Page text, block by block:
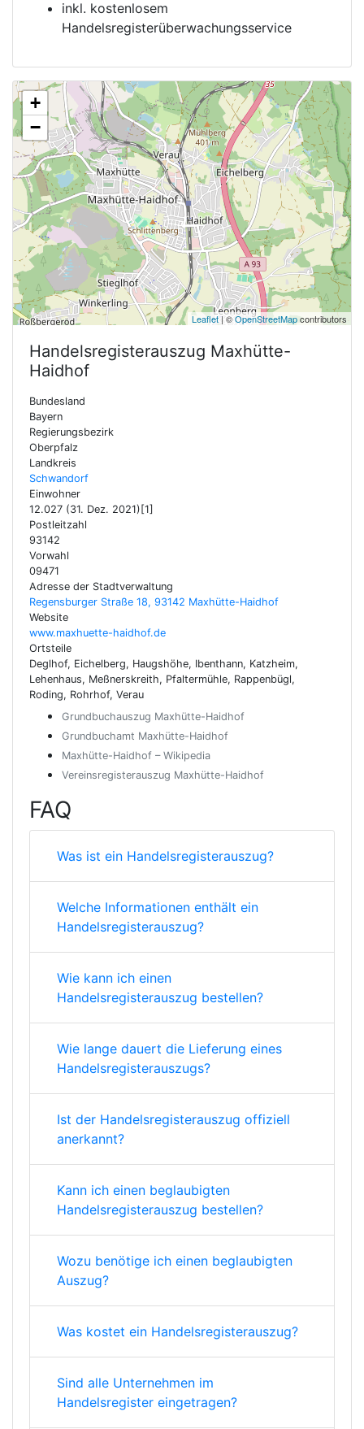
inkl. kostenlosem
Handelsregisterüberwachungsservice
+
−
Leaflet| ©OpenStreetMapcontributors
Handelsregisterauszug Maxhütte-
Haidhof
Bundesland
Bayern
Regierungsbezirk
Oberpfalz
Landkreis
Schwandorf
Einwohner
12.027 (31. Dez. 2021)[1]
Postleitzahl
93142
Vorwahl
09471
Adresse der Stadtverwaltung
Regensburger Straße 18, 93142 Maxhütte-Haidhof
Website
www.maxhuette-haidhof.de
Ortsteile
Deglhof, Eichelberg, Haugshöhe, Ibenthann, Katzheim,
Lehenhaus, Meßnerskreith, Pfaltermühle, Rappenbügl,
Roding, Rohrhof, Verau
Grundbuchauszug Maxhütte-Haidhof
Grundbuchamt Maxhütte-Haidhof
Maxhütte-Haidhof – Wikipedia
Vereinsregisterauszug Maxhütte-Haidhof
FAQ
Was ist ein Handelsregisterauszug?
Welche Informationen enthält ein
Handelsregisterauszug?
Wie kann ich einen
Handelsregisterauszug bestellen?
Wie lange dauert die Lieferung eines
Handelsregisterauszugs?
Ist der Handelsregisterauszug offiziell
anerkannt?
Kann ich einen beglaubigten
Handelsregisterauszug bestellen?
Wozu benötige ich einen beglaubigten
Auszug?
Was kostet ein Handelsregisterauszug?
Sind alle Unternehmen im
Handelsregister eingetragen?